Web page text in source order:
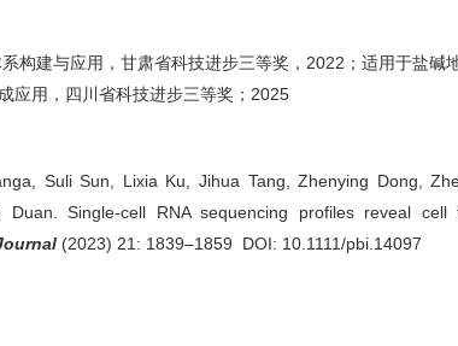
构建与应用，甘肃省科技进步三等奖，2022；适用于盐碱
应用，四川省科技进步三等奖；2025
Suli Sun, Lixia Ku, Jihua Tang, Zhenying Dong,
Single-cell RNA sequencing profiles reveal cell
(2023) 21: 1839–1859 DOI: 10.1111/pbi.14097